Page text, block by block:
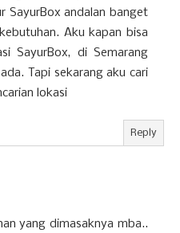
SayurBox andalan banget
Aku kapan bisa
SayurBox, di Semarang
Tapi sekarang aku cari
lokasi
Reply
yang dimasaknya mba..